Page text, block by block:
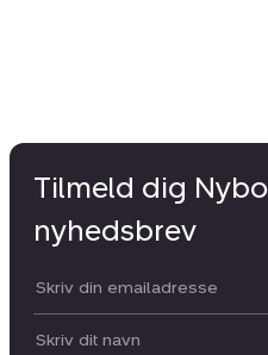
Tilmeld dig
nyhedsbrev
Din email:
Dit navn: